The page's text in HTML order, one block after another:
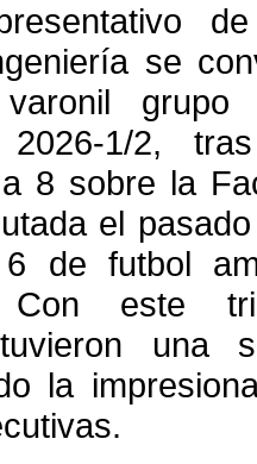
se
2026-1/2,
8 sobre la
el
de futbol
Con este
una
la